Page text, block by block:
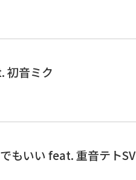
初音ミク
もいい feat. 重音テトSV